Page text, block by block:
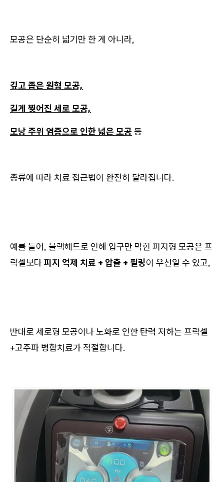
모공은 단순히 넓기만 한 게 아니라,
깊고 좁은 원형 모공,
길게 찢어진 세로 모공,
모낭 주위 염증으로 인한 넓은 모공 등
종류에 따라 치료 접근법이 완전히 달라집니다.
예를 들어, 블랙헤드로 인해 입구만 막힌 피지형 모공은 프
락셀보다피지 억제 치료 + 압출 + 필링이 우선일 수 있고,
반대로 세로형 모공이나 노화로 인한 탄력 저하는 프락셀
+고주파 병합치료가 적절합니다.